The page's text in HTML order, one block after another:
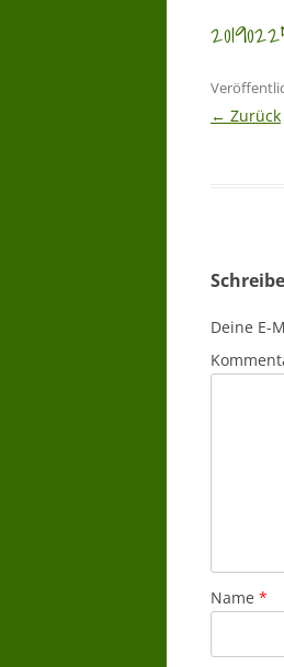
← Zurück
Deine E-
Name *